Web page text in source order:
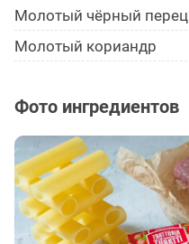
Молотый чёрный перец
Молотый кориандр
Фото ингредиентов